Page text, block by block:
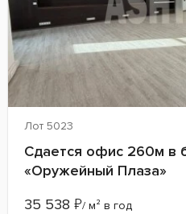
Лот 5023
Сдается офис 260м в
«Оружейный Плаза»
35 538 ₽/ м² в год